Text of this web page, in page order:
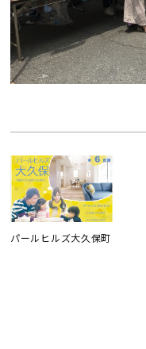
家づくりのスケジュール
プライバシー
ポリシー
サイトマップ
パールヒルズ大久保町